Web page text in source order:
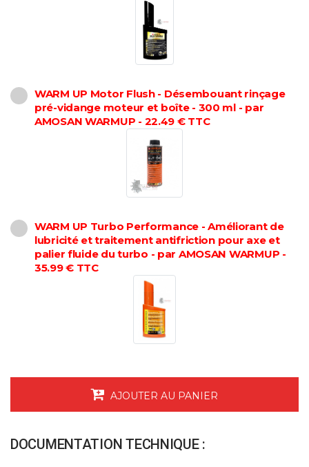
WARM UP Motor Flush - Désembouant rinçage
pré-vidange moteur et boîte - 300 ml - par
AMOSAN WARMUP - 22.49 € TTC
WARM UP Turbo Performance - Améliorant de
lubricité et traitement antifriction pour axe et
palier fluide du turbo - par AMOSAN WARMUP -
35.99 € TTC
AJOUTER AU PANIER
DOCUMENTATION TECHNIQUE :